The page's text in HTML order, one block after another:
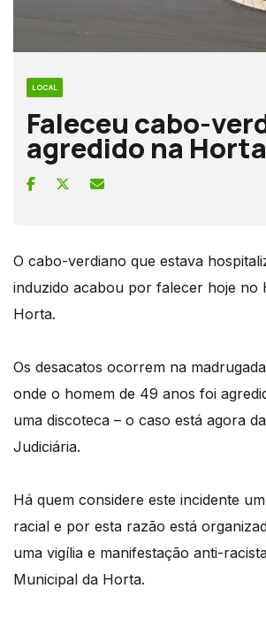
LOCAL
Faleceu cabo-
agredido na Horta
O cabo-verdiano que estava
induzido acabou por falecer hoje no
Horta.
Os desacatos ocorrem na
onde o homem de 49 anos foi
uma discoteca – o caso está agora
Judiciária.
Há quem considere este incidente
racial e por esta razão está
uma vigília e manifestação anti-
Municipal da Horta.